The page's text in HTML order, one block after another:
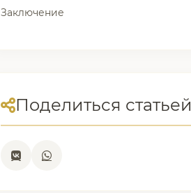
Заключение
Поделиться статьей